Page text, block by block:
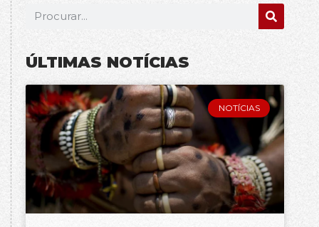
ÚLTIMAS NOTÍCIAS
NOTÍCIAS